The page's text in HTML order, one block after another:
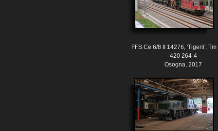
FFS Ce 6/8 II 14276, 'Tigerli', Tm
420 264-4
Osogna, 2017